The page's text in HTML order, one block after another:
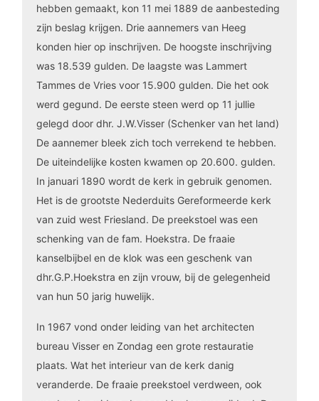
hebben gemaakt, kon 11 mei 1889 de aanbesteding
zijn beslag krijgen. Drie aannemers van Heeg
konden hier op inschrijven. De hoogste inschrijving
was 18.539 gulden. De laagste was Lammert
Tammes de Vries voor 15.900 gulden. Die het ook
werd gegund. De eerste steen werd op 11 jullie
gelegd door dhr. J.W.Visser (Schenker van het land)
De aannemer bleek zich toch verrekend te hebben.
De uiteindelijke kosten kwamen op 20.600. gulden.
In januari 1890 wordt de kerk in gebruik genomen.
Het is de grootste Nederduits Gereformeerde kerk
van zuid west Friesland. De preekstoel was een
schenking van de fam. Hoekstra. De fraaie
kanselbijbel en de klok was een geschenk van
dhr.G.P.Hoekstra en zijn vrouw, bij de gelegenheid
van hun 50 jarig huwelijk.
In 1967 vond onder leiding van het architecten
bureau Visser en Zondag een grote restauratie
plaats. Wat het interieur van de kerk danig
veranderde. De fraaie preekstoel verdween, ook